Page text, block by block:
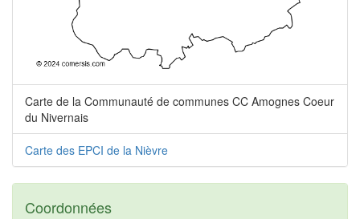
Carte de la Communauté de communes CC Amognes Coeur
du Nivernais
Carte des EPCI de la Nièvre
Coordonnées